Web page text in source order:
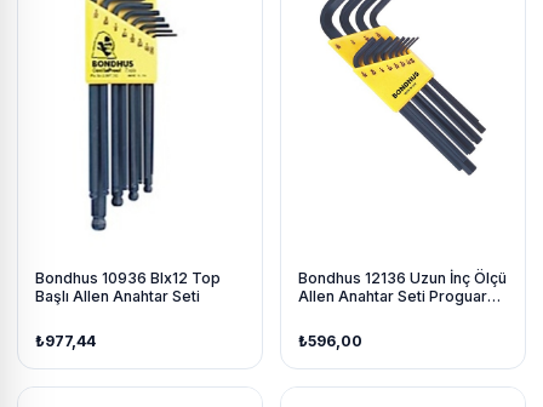
Bondhus 10936 Blx12 Top
Başlı Allen Anahtar Seti
₺977,44
Bondhus 12136 Uzun İnç Ölçü
Allen Anahtar Seti Proguard
₺596,00